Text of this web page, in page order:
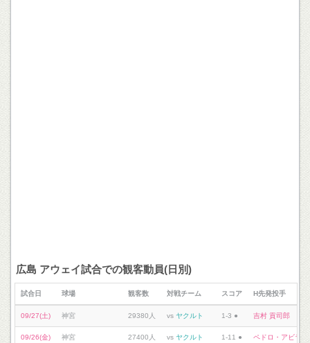
広島 アウェイ試合での観客動員(日別)
試合日 球場 観客数 対戦チーム スコア H先発投手
09/27(土) 神宮 29380人 vs ヤクルト 1-3 ● 吉村 貢司郎
09/26(金) 神宮 27400人 vs ヤクルト 1-11 ● ペドロ・アビラ